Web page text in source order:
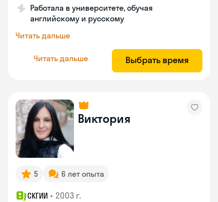
Работала в университете, обучая
английскому и русскому
Читать дальше
Читать дальше Выбрать время
Виктория
5 6 лет опыта
СКГИИ • 2003 г.